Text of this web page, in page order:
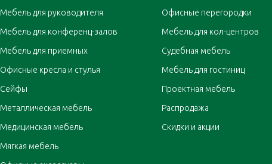
Мебель для руководителя
Мебель для конференц-залов
Мебель для приемных
Офисные кресла и стулья
Сейфы
Металлическая мебель
Медицинская мебель
Мягкая мебель
Офисные перегородки
Мебель для кол-центров
Судебная мебель
Мебель для гостиниц
Проектная мебель
Распродажа
Скидки и акции